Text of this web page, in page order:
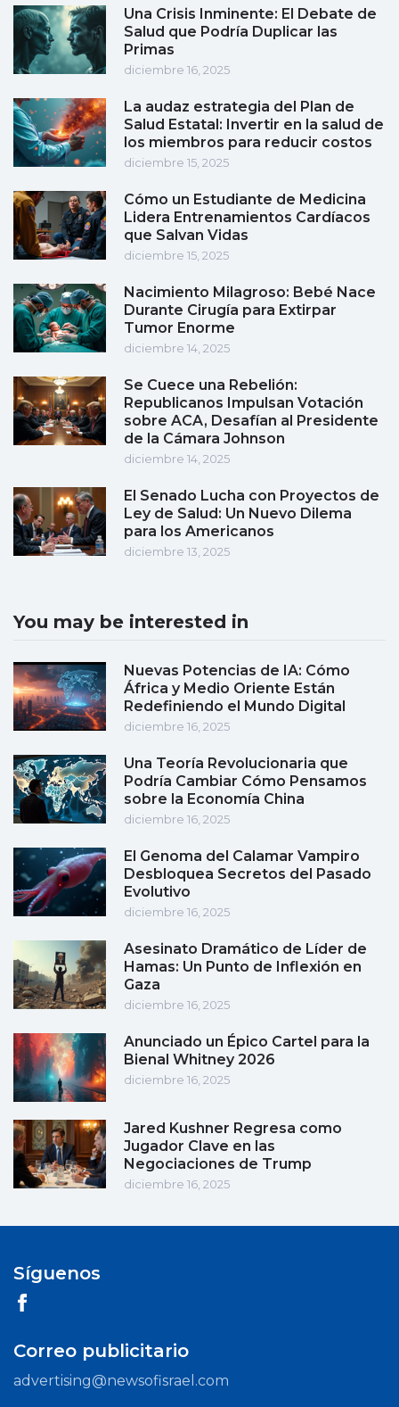
Una Crisis Inminente: El Debate de
Salud que Podría Duplicar las
Primas
diciembre 16, 2025
La audaz estrategia del Plan de
Salud Estatal: Invertir en la salud de
los miembros para reducir costos
diciembre 15, 2025
Cómo un Estudiante de Medicina
Lidera Entrenamientos Cardíacos
que Salvan Vidas
diciembre 15, 2025
Nacimiento Milagroso: Bebé Nace
Durante Cirugía para Extirpar
Tumor Enorme
diciembre 14, 2025
Se Cuece una Rebelión:
Republicanos Impulsan Votación
sobre ACA, Desafían al Presidente
de la Cámara Johnson
diciembre 14, 2025
El Senado Lucha con Proyectos de
Ley de Salud: Un Nuevo Dilema
para los Americanos
diciembre 13, 2025
You may be interested in
Nuevas Potencias de IA: Cómo
África y Medio Oriente Están
Redefiniendo el Mundo Digital
diciembre 16, 2025
Una Teoría Revolucionaria que
Podría Cambiar Cómo Pensamos
sobre la Economía China
diciembre 16, 2025
El Genoma del Calamar Vampiro
Desbloquea Secretos del Pasado
Evolutivo
diciembre 16, 2025
Asesinato Dramático de Líder de
Hamas: Un Punto de Inflexión en
Gaza
diciembre 16, 2025
Anunciado un Épico Cartel para la
Bienal Whitney 2026
diciembre 16, 2025
Jared Kushner Regresa como
Jugador Clave en las
Negociaciones de Trump
diciembre 16, 2025
Síguenos
Correo publicitario
advertising@newsofisrael.com